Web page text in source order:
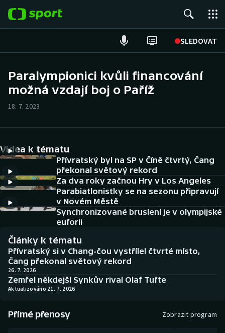
SLEDOVAT
Hokej
Cyklistika
DALŠÍ SPORTY
Americký fotbal
Basketbal
Biatlon
NEPŘEHLÉDNĚTE
Historické návraty
Aplikace ČT sport
Paralympionici kvůli financování
možná vzdají boj o Paříž
18. 7. 2023
Videa k tématu
Přívratský byl na SP v Číně čtvrtý, Čang
překonal světový rekord
Za dva roky začnou Hry v Los Angeles
Parabiatlonistky se na sezonu připravují
v Novém Městě
Synchronizované bruslení je v olympijské
euforii
Články k tématu
Přívratský si v Chang-čou vystřílel čtvrté místo,
Čang překonal světový rekord
26. 7. 2026
Zemřel někdejší Synkův rival Olaf Tufte
Aktualizováno 21. 7. 2026
Přímé přenosy Zobrazit program